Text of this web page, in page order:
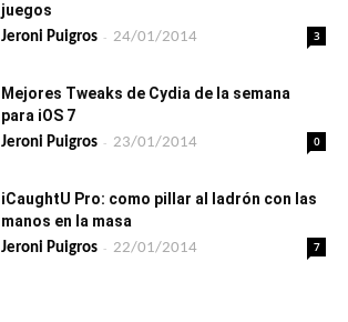
juegos
Jeroni Puigros - 24/01/2014 3
Mejores Tweaks de Cydia de la semana
para iOS 7
Jeroni Puigros - 23/01/2014 0
iCaughtU Pro: como pillar al ladrón con las
manos en la masa
Jeroni Puigros - 22/01/2014 7